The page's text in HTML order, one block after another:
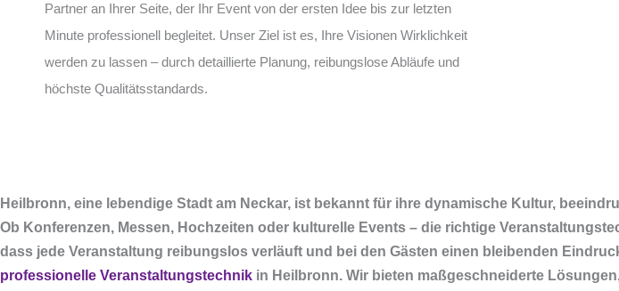
Partner an Ihrer Seite, der Ihr Event von der ersten Idee bis zur letzten
Minute professionell begleitet. Unser Ziel ist es, Ihre Visionen Wirklichkeit
werden zu lassen – durch detaillierte Planung, reibungslose Abläufe und
höchste Qualitätsstandards.
Heilbronn, eine lebendige Stadt am Neckar, ist bekannt für ihre dynamische Kultur,
Ob Konferenzen, Messen, Hochzeiten oder kulturelle Events – die richtige
dass jede Veranstaltung reibungslos verläuft und bei den Gästen einen bleibenden
professionelle Veranstaltungstechnik in Heilbronn. Wir bieten maßgeschneiderte